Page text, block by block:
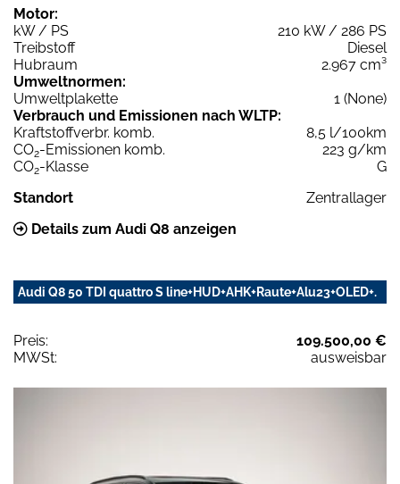
Motor:
kW / PS
210 kW / 286 PS
Treibstoff
Diesel
Hubraum
2.967 cm³
Umweltnormen:
Umweltplakette
1 (None)
Verbrauch und Emissionen nach WLTP:
Kraftstoffverbr. komb.
8,5 l/100km
CO2-Emissionen komb.
223 g/km
CO2-Klasse
G
Standort
Zentrallager
Details zum Audi Q8 anzeigen
Audi Q8 50 TDI quattro S line+HUD+AHK+Raute+Alu23+OLED+.
Preis:
109.500,00 €
MWSt:
ausweisbar